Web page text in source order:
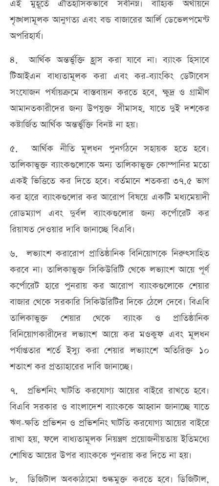
এই মুহূর্তে ঐতিহাসিকভাবে সর্বনিম্ন। বাহ্যিক অর্থায়নে
শৃঙ্খলামূলক আনুগত্য এবং বন্ড বাজারের আর্লি ডেভেলপমেন্ট
অপরিহার্য।
৪. আর্থিক অন্তর্ভুক্তি হ্রাস করা যাবে না। ব্যাংক হিসাবে
টিআইএন বাধ্যতামূলক করা এবং কর-ব্যাংকিং ডেটাবেস
সংযোজন পর্যায়ক্রমে বাস্তবায়ন করতে হবে, ক্ষুদ্র ও গ্রামীণ
আমানতকারীদের জন্য উপযুক্ত সীমাসহ, যাতে দুই দশকের
কষ্টার্জিত আর্থিক অন্তর্ভুক্তি বিনষ্ট না হয়।
৫. আর্থিক নীতি মূলধন পুনর্গঠনে সহায়ক হতে হবে।
তালিকাভুক্ত ব্যাংকগুলোকে অন্য তালিকাভুক্ত কোম্পানির মতো
একই ভিত্তিতে কর দিতে হবে। বর্তমানে শতকরা ৩৭.৫ ভাগ
কর হারে ব্যাংকগুলোর কর আরোপ বিষয়ে একটি মধ্যমেয়াদী
রোডম্যাপ এবং দুর্বল ব্যাংকগুলোর জন্য কর্পোরেট কর
রিয়াযত দেওয়ার দাবি জানাচ্ছে বিএবি।
৬. লভ্যাংশ করারোপ প্রাতিষ্ঠানিক বিনিয়োগকে নিরুৎসাহিত
করবে না। তালিকাভুক্ত সিকিউরিটি থেকে লভ্যাংশ আয়ে পূর্ণ
কর্পোরেট হারে পুনরায় কর আরোপ ব্যাংকগুলোকে শেয়ার
বাজার থেকে সরকারি সিকিউরিটির দিকে ঠেলে দেবে। বিএবি
তালিকাভুক্ত শেয়ার থেকে ব্যাংক ও প্রাতিষ্ঠানিক
বিনিয়োগকারীদের লভ্যাংশ আয়ে কর মওকুফ এবং মূলধন
পর্যাপ্ততার শর্তে ইস্যু করা শেয়ার লভ্যাংশে অতিরিক্ত ১০
শতাংশ কর প্রত্যাহারের দাবি জানাচ্ছে।
৭. প্রভিশনিং ঘাটতি করযোগ্য আয়ের বাইরে রাখতে হবে।
বিএবি সরকার ও বাংলাদেশ ব্যাংককে আহ্বান জানাচ্ছে যাতে
ঋণ-ক্ষতি প্রভিশন ও প্রভিশনিং ঘাটতি করযোগ্য আয়ের বাইরে
রাখা হয়, ফলে বাধ্যতামূলক নিয়ন্ত্রণ প্রয়োজনীয়তায় ইতিমধ্যে
শোষিত আয়ের উপর ব্যাংককে পুনরায় কর দিতে না হয়।
৮. ডিজিটাল অবকাঠামো শুল্কমুক্ত করতে হবে। ডিজিটাল,